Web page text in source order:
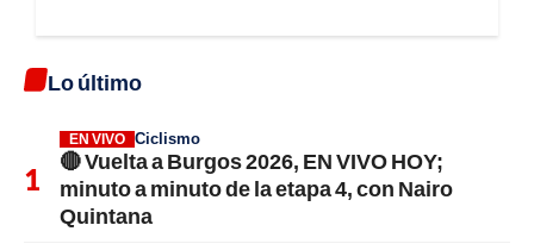
Lo último
EN VIVO Ciclismo
🔴 Vuelta a Burgos 2026, EN VIVO HOY;
minuto a minuto de la etapa 4, con Nairo
Quintana